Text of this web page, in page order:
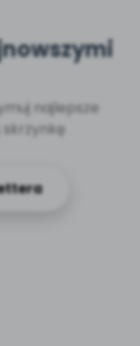
najlepsze